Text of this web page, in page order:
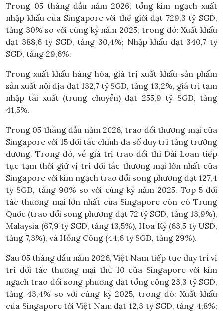
Trong 05 tháng đầu năm 2026, tổng kim ngạch xuất
nhập khẩu của Singapore với thế giới đạt 729,3 tỷ SGD,
tăng 30% so với cùng kỳ năm 2025, trong đó: Xuất khẩu
đạt 388,6 tỷ SGD, tăng 30,4%; Nhập khẩu đạt 340,7 tỷ
SGD, tăng 29,6%.
Trong xuất khẩu hàng hóa, giá trị xuất khẩu sản phẩm
sản xuất nội địa đạt 132,7 tỷ SGD, tăng 13,2%, giá trị tạm
nhập tái xuất (trung chuyển) đạt 255,9 tỷ SGD, tăng
41,5%.
Trong 05 tháng đầu năm 2026, trao đổi thương mại của
Singapore với 15 đối tác chính đa số duy trì tăng trưởng
dương. Trong đó, về giá trị trao đổi thì Đài Loan tiếp
tục tạm thời giữ vị trí đối tác thương mại lớn nhất của
Singapore với kim ngạch trao đổi song phương đạt 127,4
tỷ SGD, tăng 90% so với cùng kỳ năm 2025. Top 5 đối
tác thương mại lớn nhất của Singapore còn có Trung
Quốc (trao đổi song phương đạt 72 tỷ SGD, tăng 13,9%),
Malaysia (67,9 tỷ SGD, tăng 13,5%), Hoa Kỳ (63,5 tỷ USD,
tăng 7,3%), và Hồng Công (44,6 tỷ SGD, tăng 29%).
Sau 05 tháng đầu năm 2026, Việt Nam tiếp tục duy trì vị
trí đối tác thương mại thứ 10 của Singapore với kim
ngạch trao đổi song phương đạt tổng cộng 23,3 tỷ SGD,
tăng 43,4% so với cùng kỳ 2025, trong đó: Xuất khẩu
của Singapore tới Việt Nam đạt 12,3 tỷ SGD, tăng 4,8%;